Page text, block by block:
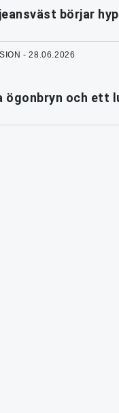
börjar
- 28.06.2026
ögonbryn och ett